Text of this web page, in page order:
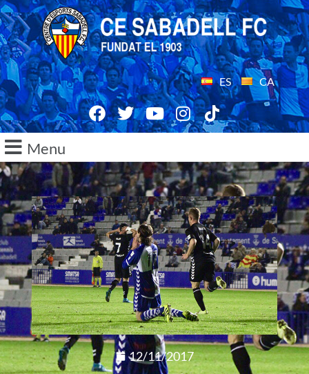
ES CA
Menu
12/11/2017